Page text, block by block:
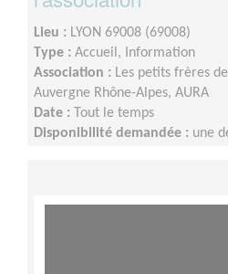
Lieu : LYON 69008 (69008)
Type : Accueil, Information
Association : Les petits frères
Auvergne Rhône-Alpes, AURA
Date : Tout le temps
Disponibilité demandée : une